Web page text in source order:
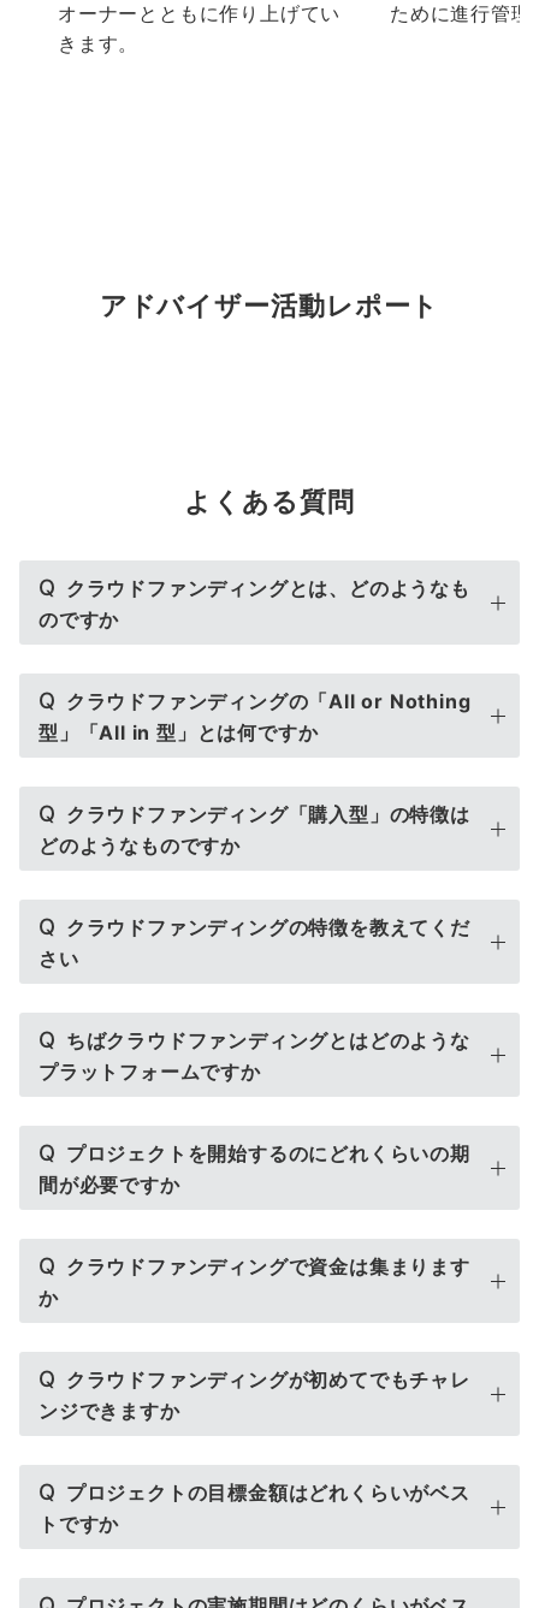
オーナーとともに作り上げてい
きます。
ために進行管
アドバイザー活動レポート
よくある質問
Q クラウドファンディングとは、どのようなも
のですか
Q クラウドファンディングの「All or Nothing
型」「All in 型」とは何ですか
Q クラウドファンディング「購入型」の特徴は
どのようなものですか
Q クラウドファンディングの特徴を教えてくだ
さい
Q ちばクラウドファンディングとはどのような
プラットフォームですか
Q プロジェクトを開始するのにどれくらいの期
間が必要ですか
Q クラウドファンディングで資金は集まります
か
Q クラウドファンディングが初めてでもチャレ
ンジできますか
Q プロジェクトの目標金額はどれくらいがベス
トですか